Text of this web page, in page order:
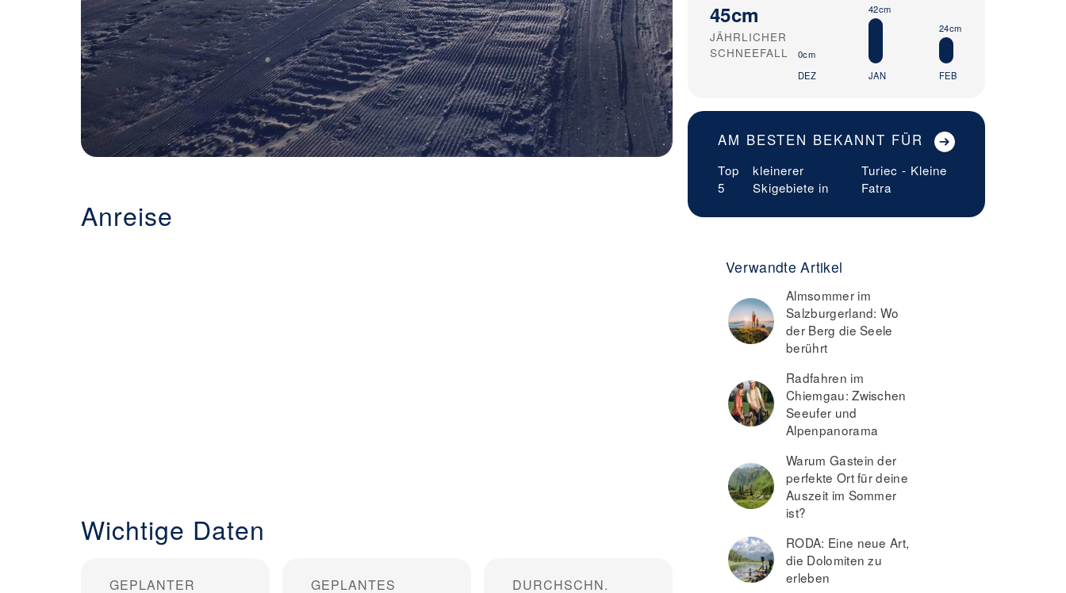
45cm
JÄHRLICHER
SCHNEEFALL
0cm
DEZ
42cm
JAN
24cm
FEB
AM BESTEN BEKANNT FÜR
Top
5
kleinerer
Skigebiete in
Turiec - Kleine
Fatra
Verwandte Artikel
Almsommer im
Salzburgerland: Wo
der Berg die Seele
berührt
Radfahren im
Chiemgau: Zwischen
Seeufer und
Alpenpanorama
Warum Gastein der
perfekte Ort für deine
Auszeit im Sommer
ist?
RODA: Eine neue Art,
die Dolomiten zu
erleben
Anreise
Wichtige Daten
GEPLANTER
GEPLANTES
DURCHSCHN.